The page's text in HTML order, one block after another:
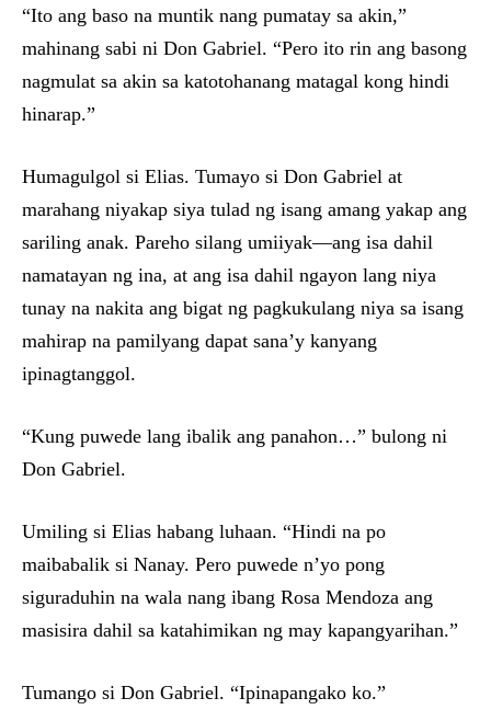
“Ito ang baso na muntik nang pumatay sa akin,”
mahinang sabi ni Don Gabriel. “Pero ito rin ang basong
nagmulat sa akin sa katotohanang matagal kong hindi
hinarap.”
Humagulgol si Elias. Tumayo si Don Gabriel at
marahang niyakap siya tulad ng isang amang yakap ang
sariling anak. Pareho silang umiiyak—ang isa dahil
namatayan ng ina, at ang isa dahil ngayon lang niya
tunay na nakita ang bigat ng pagkukulang niya sa isang
mahirap na pamilyang dapat sana’y kanyang
ipinagtanggol.
“Kung puwede lang ibalik ang panahon…” bulong ni
Don Gabriel.
Umiling si Elias habang luhaan. “Hindi na po
maibabalik si Nanay. Pero puwede n’yo pong
siguraduhin na wala nang ibang Rosa Mendoza ang
masisira dahil sa katahimikan ng may kapangyarihan.”
Tumango si Don Gabriel. “Ipinapangako ko.”